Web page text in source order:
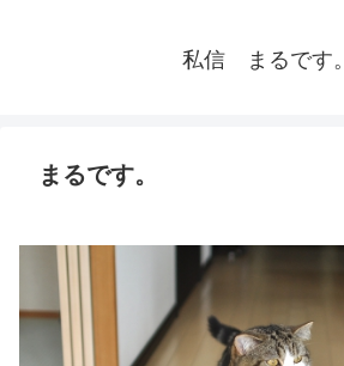
私信 まるです。
まるです。